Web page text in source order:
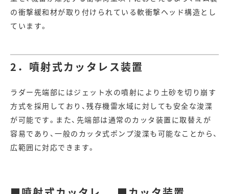
の衝撃緩和材が取り付けられている軟衝撃ヘッド構造とし
ています。
2．噴射式カッタレス装置
ラダー先端部にはジェット水の噴射により土砂を切り崩す
方式を採用しており、残存機雷水域に対しても安全な浚渫
が可能です。また、先端部は通常のカッタ装置に取替えが
容易であり、一般のカッタ式ポンプ浚渫も可能なことから、
広範囲に対応できます。